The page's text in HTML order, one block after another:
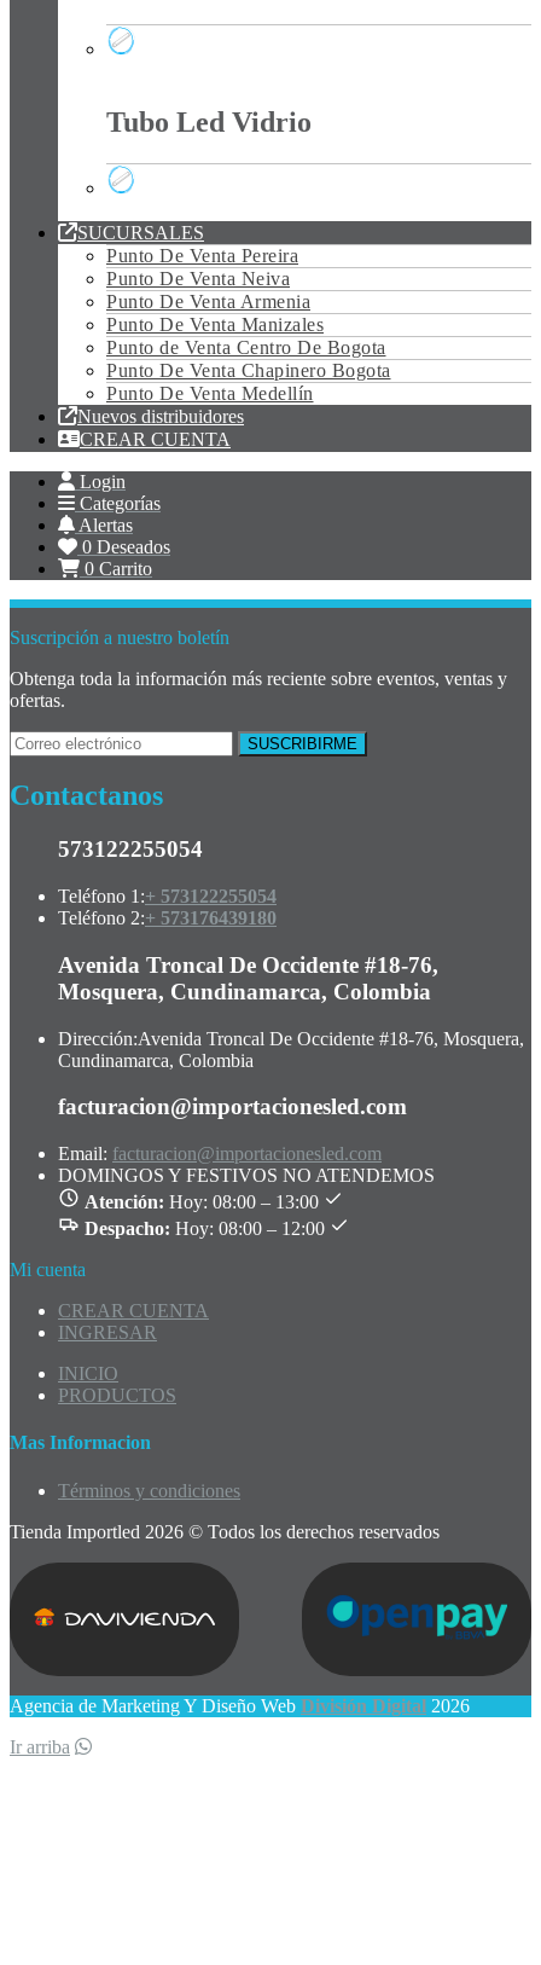
Tubo Led Vidrio
SUCURSALES
Punto De Venta Pereira
Punto De Venta Neiva
Punto De Venta Armenia
Punto De Venta Manizales
Punto de Venta Centro De Bogota
Punto De Venta Chapinero Bogota
Punto De Venta Medellín
Nuevos distribuidores
CREAR CUENTA
Login
Categorías
Alertas
0 Deseados
0 Carrito
Suscripción a nuestro boletín
Obtenga toda la información más reciente sobre eventos, ventas y
ofertas.
Contactanos
573122255054
Teléfono 1:+ 573122255054
Teléfono 2:+ 573176439180
Avenida Troncal De Occidente #18-76,
Mosquera, Cundinamarca, Colombia
Dirección:Avenida Troncal De Occidente #18-76, Mosquera,
Cundinamarca, Colombia
facturacion@importacionesled.com
Email: facturacion@importacionesled.com
DOMINGOS Y FESTIVOS NO ATENDEMOS
Atención: Hoy: 08:00 – 13:00
Despacho: Hoy: 08:00 – 12:00
Mi cuenta
CREAR CUENTA
INGRESAR
INICIO
PRODUCTOS
Mas Informacion
Términos y condiciones
Tienda Importled 2026 © Todos los derechos reservados
Agencia de Marketing Y Diseño Web División Digital 2026
Ir arriba